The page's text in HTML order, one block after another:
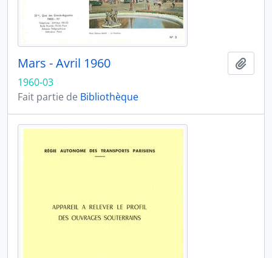
Mars - Avril 1960
1960-03
Fait partie de Bibliothèque